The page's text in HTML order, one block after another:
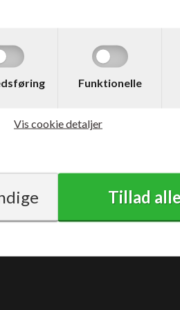
Funktionelle
Vis cookie detaljer
Vilkår